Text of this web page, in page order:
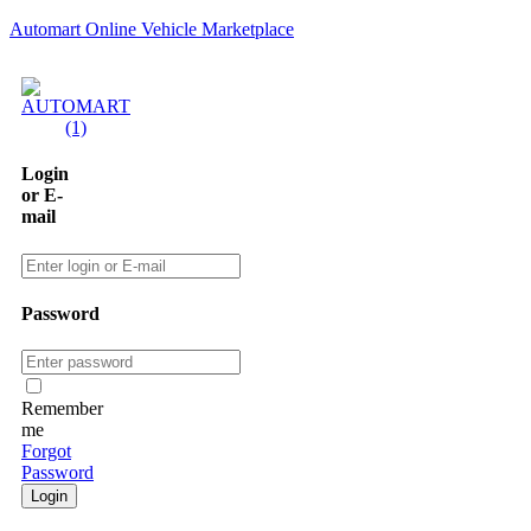
Automart Online Vehicle Marketplace
Login
or E-
mail
Password
Remember
me
Forgot
Password